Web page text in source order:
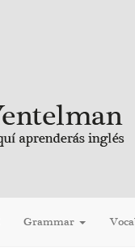
Grammar